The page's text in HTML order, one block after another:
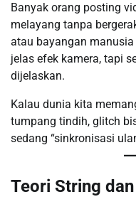
Banyak orang posting
melayang tanpa
atau bayangan
jelas efek kamera, tapi
dijelaskan.
Kalau dunia kita
tumpang tindih, glitch
sedang “sinkronisasi
Teori String